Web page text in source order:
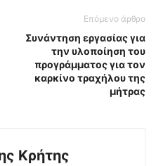
Επόμενο άρθρο
Συνάντηση εργασίας για
την υλοποίηση του
προγράμματος για τον
καρκίνο τραχήλου της
μήτρας
Κρήτης